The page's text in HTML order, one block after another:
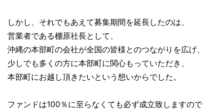
しかし、それでもあえて募集期間を延長したのは、
営業者である棚原社長として、
沖縄の本部町の会社が全国の皆様とのつながりを広げ、
少しでも多くの方に本部町に関心もっていただき、
本部町にお越し頂きたいという想いからでした。
ファンドは100％に至らなくても必ず成立致しますので